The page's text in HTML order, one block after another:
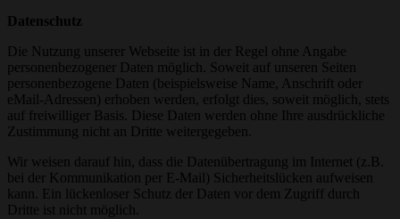
Datenschutz
Die Nutzung unserer Webseite ist in der Regel ohne Angabe
personenbezogener Daten möglich. Soweit auf unseren Seiten
personenbezogene Daten (beispielsweise Name, Anschrift oder
eMail-Adressen) erhoben werden, erfolgt dies, soweit möglich, stets
auf freiwilliger Basis. Diese Daten werden ohne Ihre ausdrückliche
Zustimmung nicht an Dritte weitergegeben.
Wir weisen darauf hin, dass die Datenübertragung im Internet (z.B.
bei der Kommunikation per E-Mail) Sicherheitslücken aufweisen
kann. Ein lückenloser Schutz der Daten vor dem Zugriff durch
Dritte ist nicht möglich.